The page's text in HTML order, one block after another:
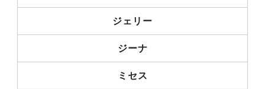
ジェリー
ジーナ
ミセス